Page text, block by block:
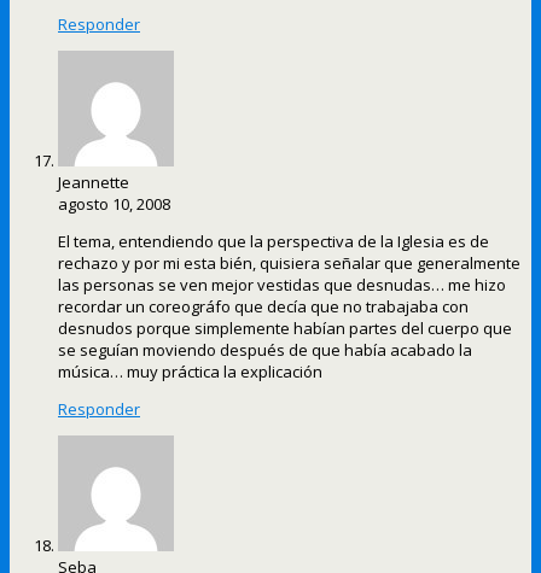
Responder
Jeannette
agosto 10, 2008
El tema, entendiendo que la perspectiva de la Iglesia es de
rechazo y por mi esta bién, quisiera señalar que generalmente
las personas se ven mejor vestidas que desnudas… me hizo
recordar un coreográfo que decía que no trabajaba con
desnudos porque simplemente habían partes del cuerpo que
se seguían moviendo después de que había acabado la
música… muy práctica la explicación
Responder
Seba